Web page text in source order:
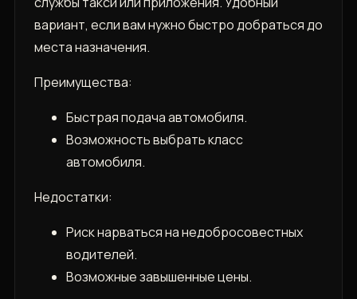
вариант‚ если вам нужно быстро добраться до
места назначения.
Преимущества:
Быстрая подача автомобиля.
Возможность выбрать класс
автомобиля.
Недостатки:
Риск нарваться на недобросовестных
водителей.
Возможные завышенные цены.